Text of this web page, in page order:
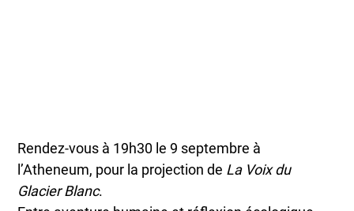
Rendez-vous à 19h30 le 9 septembre à
l’Atheneum, pour la projection de La Voix du
Glacier Blanc.